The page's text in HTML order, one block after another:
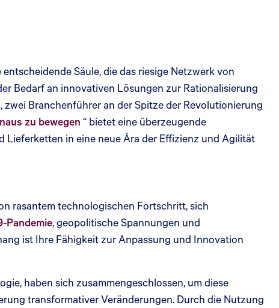
Säule, die das riesige Netzwerk von
Bedarf an innovativen Lösungen zur Rationalisierung
Branchenführer an der Spitze der Revolutionierung
zu bewegen “ bietet eine überzeugende
Lieferketten in eine neue Ära der Effizienz und Agilität
rasantem technologischen Fortschritt, sich
Pandemie, geopolitische Spannungen und
ist Ihre Fähigkeit zur Anpassung und Innovation
haben sich zusammengeschlossen, um diese
transformativer Veränderungen. Durch die Nutzung